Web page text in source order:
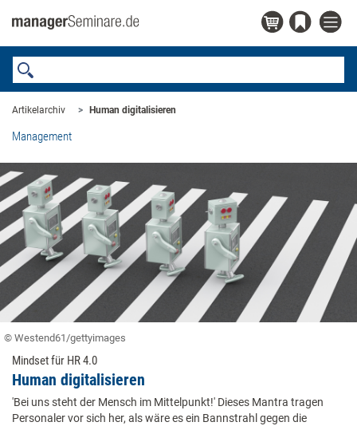
Artikelarchiv Human digitalisieren
Management
© Westend61/gettyimages
Mindset für HR 4.0
Human digitalisieren
'Bei uns steht der Mensch im Mittelpunkt!' Dieses Mantra tragen
Personaler vor sich her, als wäre es ein Bannstrahl gegen die